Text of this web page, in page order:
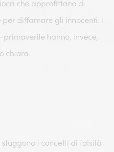
che approfittano di
per diffamare gli innocenti. I
hanno, invece,
chiaro.
i concetti di falsità